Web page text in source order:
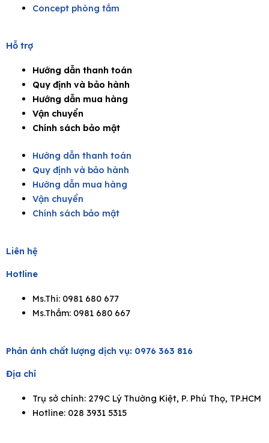
Concept phòng tắm
Hỗ trợ
Hướng dẫn thanh toán
Quy định và bảo hành
Hướng dẫn mua hàng
Vận chuyển
Chính sách bảo mật
Hướng dẫn thanh toán
Quy định và bảo hành
Hướng dẫn mua hàng
Vận chuyển
Chính sách bảo mật
Liên hệ
Hotline
Ms.Thi: 0981 680 677
Ms.Thắm: 0981 680 667
Phản ánh chất lượng dịch vụ: 0976 363 816
Địa chỉ
Trụ sở chính: 279C Lý Thường Kiệt, P. Phú Thọ, TP.HCM
Hotline: 028 3931 5315